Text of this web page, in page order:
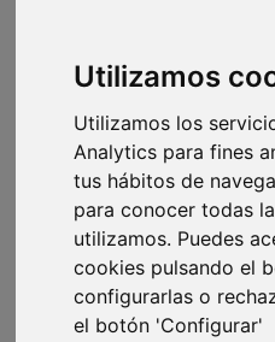
Utilizamos
Utilizamos los
Analytics para fines
tus hábitos de
para conocer todas
utilizamos. Puedes
cookies pulsando el
configurarlas o
el botón 'Configurar'
DATADISTA 01 dic. 2024 -
5 minutos de lectura
¿Te han reenviado
en abierto, pero al
miembros de